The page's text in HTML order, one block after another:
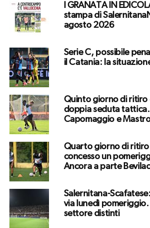
I GRANATA IN
stampa di
agosto 2026
Serie C, possibile
il Catania: la
Quinto giorno di ritiro
doppia seduta
Capomaggio e
Quarto giorno di ritiro
concesso un
Ancora a parte
Salernitana-
via lunedì pomeriggio.
settore distinti